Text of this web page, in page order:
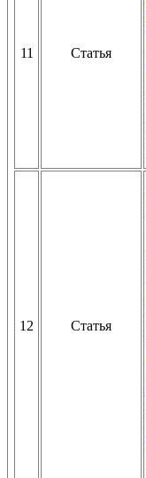
11 Статья
12 Статья